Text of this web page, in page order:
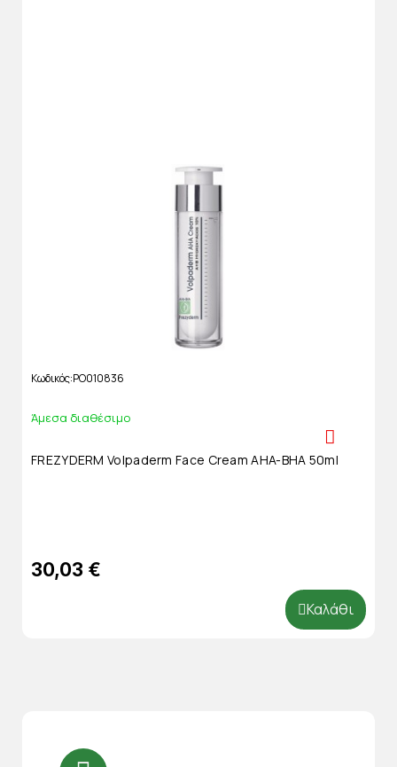
Κωδικός PO010836
Άμεσα διαθέσιμο
FREZYDERM Volpaderm Face Cream AHA-BHA 50ml
30,03 €
Καλάθι